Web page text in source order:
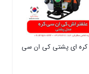
ای پشتی کی ان سی